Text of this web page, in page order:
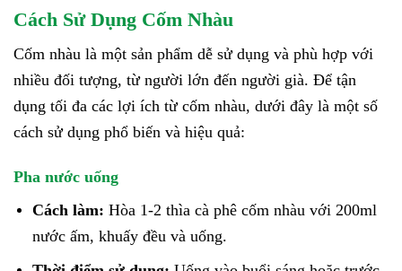
Cách Sử Dụng Cốm Nhàu
Cốm nhàu là một sản phẩm dễ sử dụng và phù hợp với
nhiều đối tượng, từ người lớn đến người già. Để tận
dụng tối đa các lợi ích từ cốm nhàu, dưới đây là một số
cách sử dụng phổ biến và hiệu quả:
Pha nước uống
Cách làm: Hòa 1-2 thìa cà phê cốm nhàu với 200ml
nước ấm, khuấy đều và uống.